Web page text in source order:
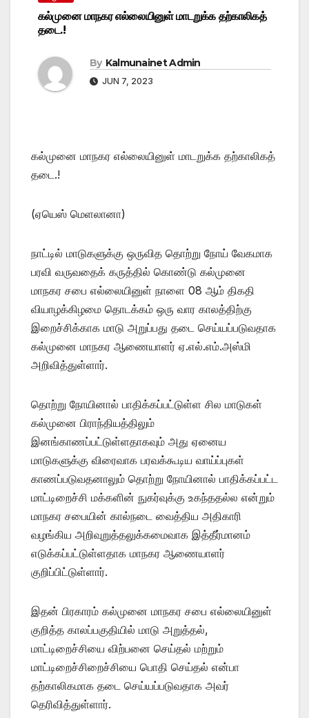
கல்முனை மாநகர எல்லையினுள் மாடறுக்க தற்காலிகத்
தடை.!
By Kalmunainet Admin
JUN 7, 2023
கல்முனை மாநகர எல்லையினுள் மாடறுக்க தற்காலிகத்
தடை.!
(ஏயெஸ் மெளலானா)
நாட்டில் மாடுகளுக்கு ஒருவித தொற்று நோய் வேகமாக
பரவி வருவதைக் கருத்தில் கொண்டு கல்முனை
மாநகர சபை எல்லையினுள் நாளை 08 ஆம் திகதி
வியாழக்கிழமை தொடக்கம் ஒரு வார காலத்திற்கு
இறைச்சிக்காக மாடு அறுப்பது தடை செய்யப்படுவதாக
கல்முனை மாநகர ஆணையாளர் ஏ.எல்.எம்.அஸ்மி
அறிவித்துள்ளார்.
தொற்று நோயினால் பாதிக்கப்பட்டுள்ள சில மாடுகள்
கல்முனை பிராந்தியத்திலும்
இனங்காணப்பட்டுள்ளதாகவும் அது ஏனைய
மாடுகளுக்கு விரைவாக பரவக்கூடிய வாய்ப்புகள்
காணப்படுவதனாலும் தொற்று நோயினால் பாதிக்கப்பட்ட
மாட்டிறைச்சி மக்களின் நுகர்வுக்கு உகந்ததல்ல என்றும்
மாநகர சபையின் கால்நடை வைத்திய அதிகாரி
வழங்கிய அறிவுறுத்தலுக்கமைவாக இத்தீர்மானம்
எடுக்கப்பட்டுள்ளதாக மாநகர ஆணையாளர்
குறிப்பிட்டுள்ளார்.
இதன் பிரகாரம் கல்முனை மாநகர சபை எல்லையினுள்
குறித்த காலப்பகுதியில் மாடு அறுத்தல்,
மாட்டிறைச்சியை விற்பனை செய்தல் மற்றும்
மாட்டிறைச்சிறைச்சியை பொதி செய்தல் என்பா
தற்காலிகமாக தடை செய்யப்படுவதாக அவர்
தெரிவித்துள்ளார்.